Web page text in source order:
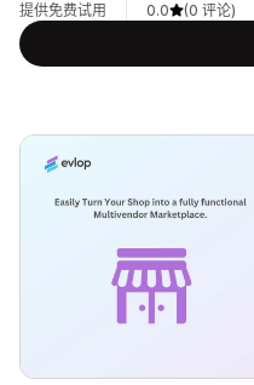
提供免费试用
0.0
(0 评论)